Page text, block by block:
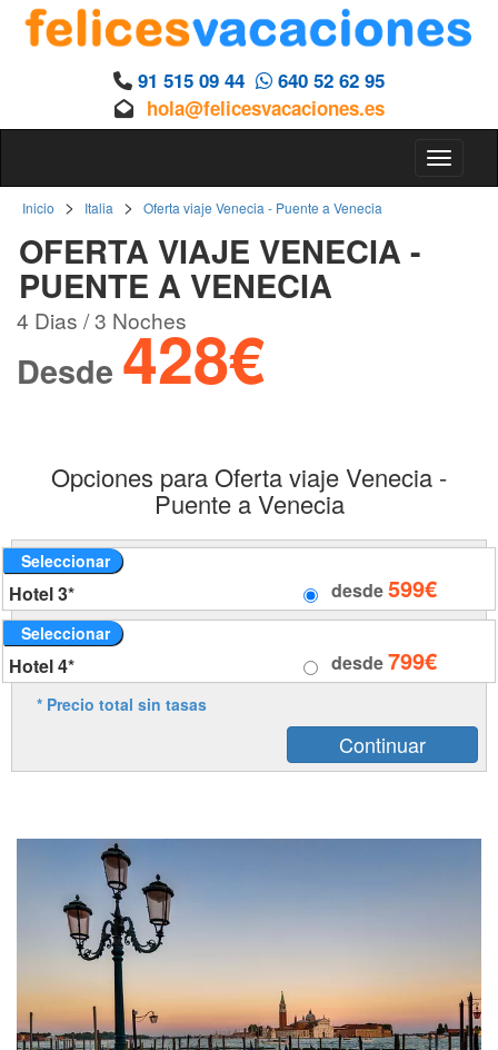
91 515 09 44
640 52 62 95
hola@felicesvacaciones.es
Inicio > Italia > Oferta viaje Venecia - Puente a Venecia
OFERTA VIAJE VENECIA -
PUENTE A VENECIA
4 Dias / 3 Noches
Desde 428€
Opciones para Oferta viaje Venecia -
Puente a Venecia
Seleccionar
Hotel 3* desde599€
Seleccionar
Hotel 4* desde799€
* Precio total sin tasas